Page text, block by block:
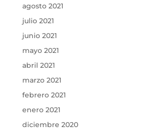
agosto 2021
julio 2021
junio 2021
mayo 2021
abril 2021
marzo 2021
febrero 2021
enero 2021
diciembre 2020